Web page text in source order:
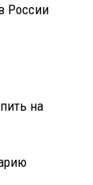
России
на